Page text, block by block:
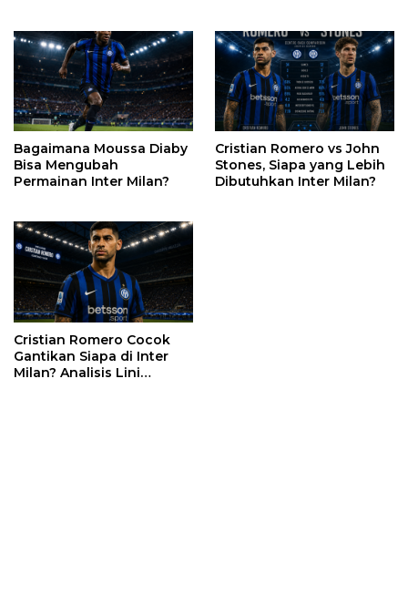
Bagaimana Moussa Diaby
Bisa Mengubah
Permainan Inter Milan?
Cristian Romero vs John
Stones, Siapa yang Lebih
Dibutuhkan Inter Milan?
Cristian Romero Cocok
Gantikan Siapa di Inter
Milan? Analisis Lini